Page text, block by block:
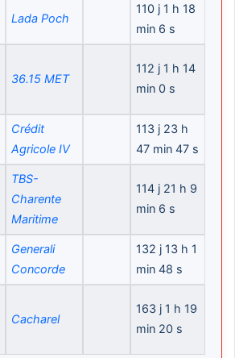
Lada Poch
110 j 1 h 18
min 6 s
36.15 MET
112 j 1 h 14
min 0 s
Crédit
Agricole IV
113 j 23 h
47 min 47 s
TBS-
Charente
Maritime
114 j 21 h 9
min 6 s
Generali
Concorde
132 j 13 h 1
min 48 s
Cacharel
163 j 1 h 19
min 20 s